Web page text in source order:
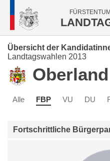
Übersicht der
Landtagswahlen 2013
Oberland
Alle FBP VU DU
Fortschrittliche